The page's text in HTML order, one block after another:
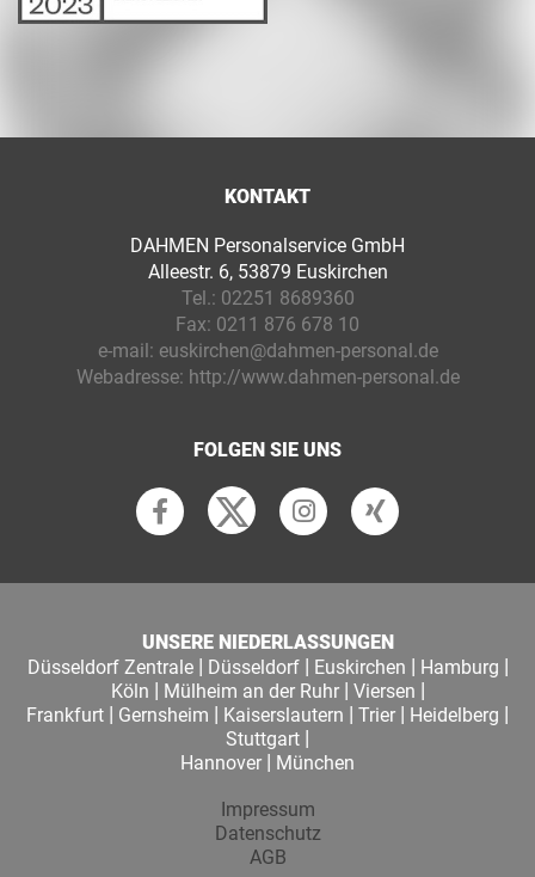
KONTAKT
DAHMEN Personalservice GmbH
Alleestr. 6, 53879 Euskirchen
Tel.: 02251 8689360
Fax: 0211 876 678 10
e-mail: euskirchen@dahmen-personal.de
Webadresse: http://www.dahmen-personal.de
FOLGEN SIE UNS
UNSERE NIEDERLASSUNGEN
Düsseldorf Zentrale| Düsseldorf| Euskirchen | Hamburg |
Köln | Mülheim an der Ruhr| Viersen |
Frankfurt | Gernsheim | Kaiserslautern | Trier | Heidelberg |
Stuttgart |
Hannover | München
Impressum
Datenschutz
AGB